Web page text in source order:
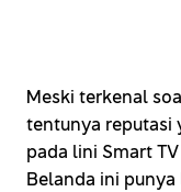
Meski terkenal
tentunya reputasi
pada lini Smart
Belanda ini